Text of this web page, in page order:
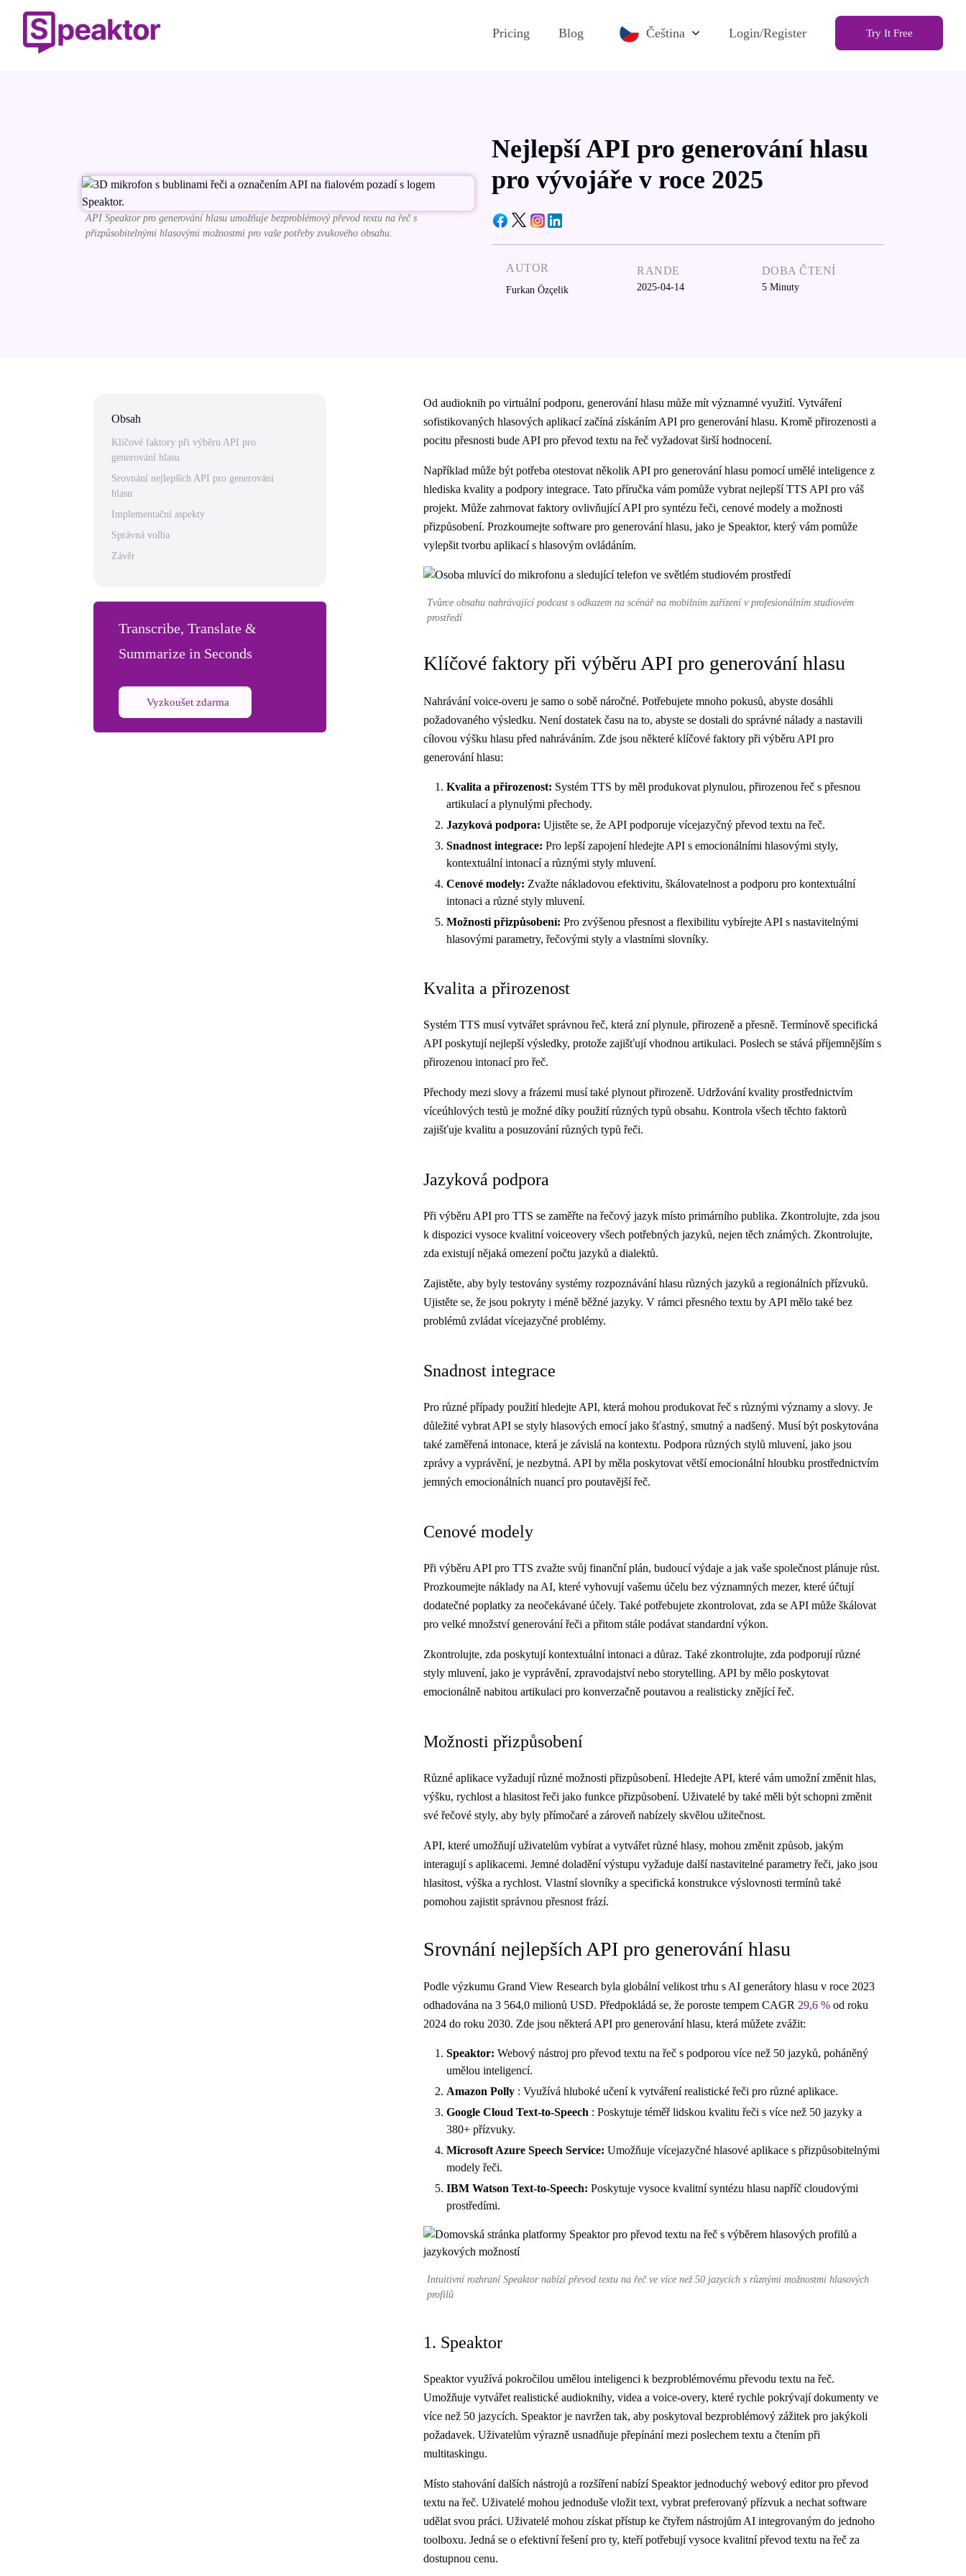
Pricing Blog Čeština Login/Register Try It Free
API Speaktor pro generování hlasu umožňuje bezproblémový převod textu na řeč s
přizpůsobitelnými hlasovými možnostmi pro vaše potřeby zvukového obsahu.
Nejlepší API pro generování hlasu
pro vývojáře v roce 2025
AUTOR
Furkan Özçelik
RANDE
2025-04-14
DOBA ČTENÍ
5 Minuty
Obsah
Klíčové faktory při výběru API pro
generování hlasu
Srovnání nejlepších API pro generování
hlasu
Implementační aspekty
Správná volba
Závěr
Transcribe, Translate &
Summarize in Seconds
Vyzkoušet zdarma
Od audioknih po virtuální podporu, generování hlasu může mít významné využití. Vytváření
sofistikovaných hlasových aplikací začíná získáním API pro generování hlasu. Kromě přirozenosti a
pocitu přesnosti bude API pro převod textu na řeč vyžadovat širší hodnocení.
Například může být potřeba otestovat několik API pro generování hlasu pomocí umělé inteligence z
hlediska kvality a podpory integrace. Tato příručka vám pomůže vybrat nejlepší TTS API pro váš
projekt. Může zahrnovat faktory ovlivňující API pro syntézu řeči, cenové modely a možnosti
přizpůsobení. Prozkoumejte software pro generování hlasu, jako je Speaktor, který vám pomůže
vylepšit tvorbu aplikací s hlasovým ovládáním.
Tvůrce obsahu nahrávající podcast s odkazem na scénář na mobilním zařízení v profesionálním studiovém
prostředí
Klíčové faktory při výběru API pro generování hlasu
Nahrávání voice-overu je samo o sobě náročné. Potřebujete mnoho pokusů, abyste dosáhli
požadovaného výsledku. Není dostatek času na to, abyste se dostali do správné nálady a nastavili
cílovou výšku hlasu před nahráváním. Zde jsou některé klíčové faktory při výběru API pro
generování hlasu:
Kvalita a přirozenost: Systém TTS by měl produkovat plynulou, přirozenou řeč s přesnou
artikulací a plynulými přechody.
Jazyková podpora: Ujistěte se, že API podporuje vícejazyčný převod textu na řeč.
Snadnost integrace: Pro lepší zapojení hledejte API s emocionálními hlasovými styly,
kontextuální intonací a různými styly mluvení.
Cenové modely: Zvažte nákladovou efektivitu, škálovatelnost a podporu pro kontextuální
intonaci a různé styly mluvení.
Možnosti přizpůsobení: Pro zvýšenou přesnost a flexibilitu vybírejte API s nastavitelnými
hlasovými parametry, řečovými styly a vlastními slovníky.
Kvalita a přirozenost
Systém TTS musí vytvářet správnou řeč, která zní plynule, přirozeně a přesně. Termínově specifická
API poskytují nejlepší výsledky, protože zajišťují vhodnou artikulaci. Poslech se stává příjemnějším s
přirozenou intonací pro řeč.
Přechody mezi slovy a frázemi musí také plynout přirozeně. Udržování kvality prostřednictvím
víceúhlových testů je možné díky použití různých typů obsahu. Kontrola všech těchto faktorů
zajišťuje kvalitu a posuzování různých typů řeči.
Jazyková podpora
Při výběru API pro TTS se zaměřte na řečový jazyk místo primárního publika. Zkontrolujte, zda jsou
k dispozici vysoce kvalitní voiceovery všech potřebných jazyků, nejen těch známých. Zkontrolujte,
zda existují nějaká omezení počtu jazyků a dialektů.
Zajistěte, aby byly testovány systémy rozpoznávání hlasu různých jazyků a regionálních přízvuků.
Ujistěte se, že jsou pokryty i méně běžné jazyky. V rámci přesného textu by API mělo také bez
problémů zvládat vícejazyčné problémy.
Snadnost integrace
Pro různé případy použití hledejte API, která mohou produkovat řeč s různými významy a slovy. Je
důležité vybrat API se styly hlasových emocí jako šťastný, smutný a nadšený. Musí být poskytována
také zaměřená intonace, která je závislá na kontextu. Podpora různých stylů mluvení, jako jsou
zprávy a vyprávění, je nezbytná. API by měla poskytovat větší emocionální hloubku prostřednictvím
jemných emocionálních nuancí pro poutavější řeč.
Cenové modely
Při výběru API pro TTS zvažte svůj finanční plán, budoucí výdaje a jak vaše společnost plánuje růst.
Prozkoumejte náklady na AI, které vyhovují vašemu účelu bez významných mezer, které účtují
dodatečné poplatky za neočekávané účely. Také potřebujete zkontrolovat, zda se API může škálovat
pro velké množství generování řeči a přitom stále podávat standardní výkon.
Zkontrolujte, zda poskytují kontextuální intonaci a důraz. Také zkontrolujte, zda podporují různé
styly mluvení, jako je vyprávění, zpravodajství nebo storytelling. API by mělo poskytovat
emocionálně nabitou artikulaci pro konverzačně poutavou a realisticky znějící řeč.
Možnosti přizpůsobení
Různé aplikace vyžadují různé možnosti přizpůsobení. Hledejte API, které vám umožní změnit hlas,
výšku, rychlost a hlasitost řeči jako funkce přizpůsobení. Uživatelé by také měli být schopni změnit
své řečové styly, aby byly přímočaré a zároveň nabízely skvělou užitečnost.
API, které umožňují uživatelům vybírat a vytvářet různé hlasy, mohou změnit způsob, jakým
interagují s aplikacemi. Jemné doladění výstupu vyžaduje další nastavitelné parametry řeči, jako jsou
hlasitost, výška a rychlost. Vlastní slovníky a specifická konstrukce výslovnosti termínů také
pomohou zajistit správnou přesnost frází.
Srovnání nejlepších API pro generování hlasu
Podle výzkumu Grand View Research byla globální velikost trhu s AI generátory hlasu v roce 2023
odhadována na 3 564,0 milionů USD. Předpokládá se, že poroste tempem CAGR 29,6 % od roku
2024 do roku 2030. Zde jsou některá API pro generování hlasu, která můžete zvážit:
Speaktor: Webový nástroj pro převod textu na řeč s podporou více než 50 jazyků, poháněný
umělou inteligencí.
Amazon Polly : Využívá hluboké učení k vytváření realistické řeči pro různé aplikace.
Google Cloud Text-to-Speech : Poskytuje téměř lidskou kvalitu řeči s více než 50 jazyky a
380+ přízvuky.
Microsoft Azure Speech Service: Umožňuje vícejazyčné hlasové aplikace s přizpůsobitelnými
modely řeči.
IBM Watson Text-to-Speech: Poskytuje vysoce kvalitní syntézu hlasu napříč cloudovými
prostředími.
Intuitivní rozhraní Speaktor nabízí převod textu na řeč ve více než 50 jazycích s různými možnostmi hlasových
profilů
1. Speaktor
Speaktor využívá pokročilou umělou inteligenci k bezproblémovému převodu textu na řeč.
Umožňuje vytvářet realistické audioknihy, videa a voice-overy, které rychle pokrývají dokumenty ve
více než 50 jazycích. Speaktor je navržen tak, aby poskytoval bezproblémový zážitek pro jakýkoli
požadavek. Uživatelům výrazně usnadňuje přepínání mezi poslechem textu a čtením při
multitaskingu.
Místo stahování dalších nástrojů a rozšíření nabízí Speaktor jednoduchý webový editor pro převod
textu na řeč. Uživatelé mohou jednoduše vložit text, vybrat preferovaný přízvuk a nechat software
udělat svou práci. Uživatelé mohou získat přístup ke čtyřem nástrojům AI integrovaným do jednoho
toolboxu. Jedná se o efektivní řešení pro ty, kteří potřebují vysoce kvalitní převod textu na řeč za
dostupnou cenu.